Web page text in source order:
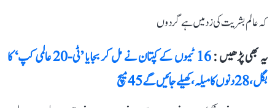
کہ عالم بشریت کی زد میں ہے گردوں
یہ بھی پڑھیں :
16 ٹیموں کے کپتان نے مل کر بجایا ’ٹی-20 عالمی کپ‘ کا
بگل، 28 دنوں کا میلہ، کھیلے جائیں گے 45 میچ